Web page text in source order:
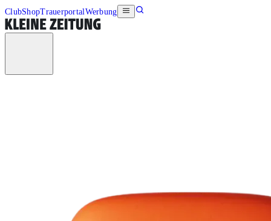
ClubShopTrauerportalWerbung